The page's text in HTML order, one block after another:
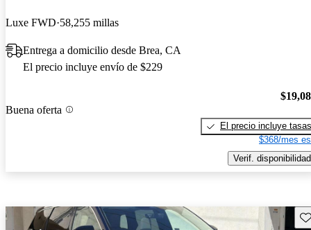
Luxe FWD 58,255 millas
Entrega a domicilio desde Brea, CA
El precio incluye envío de $229
Buena oferta
El precio incluye tasas
$368/mes
Verif. disponibilidad